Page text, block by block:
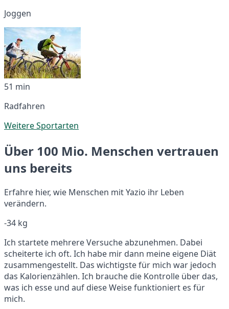
Joggen
51 min
Radfahren
Weitere Sportarten
Über 100 Mio. Menschen vertrauen
uns bereits
Erfahre hier, wie Menschen mit Yazio ihr Leben
verändern.
-34 kg
Ich startete mehrere Versuche abzunehmen. Dabei
scheiterte ich oft. Ich habe mir dann meine eigene Diät
zusammengestellt. Das wichtigste für mich war jedoch
das Kalorienzählen. Ich brauche die Kontrolle über das,
was ich esse und auf diese Weise funktioniert es für
mich.